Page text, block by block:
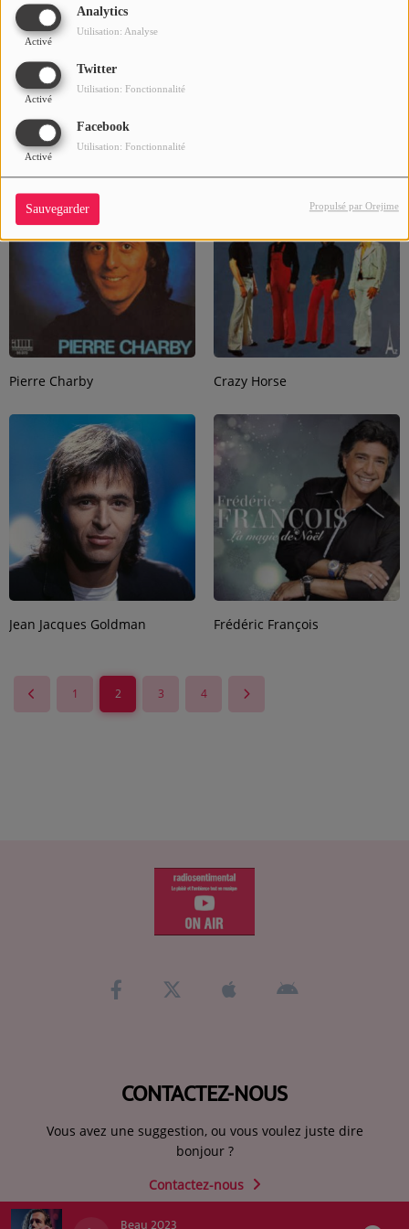
Analytics
Activé
Utilisation: Analyse
Twitter
Activé
Utilisation: Fonctionnalité
Facebook
Activé
Utilisation: Fonctionnalité
Sauvegarder Propulsé par Orejime
art sulivan
Pierre Charby Crazy Horse
Jean Jacques Goldman Frédéric François
1 2 3 4
CONTACTEZ-NOUS
Vous avez une suggestion, ou vous voulez juste dire
bonjour ?
Contactez-nous